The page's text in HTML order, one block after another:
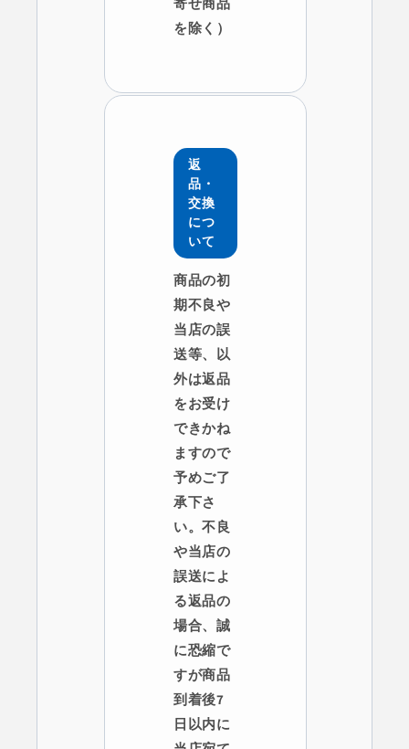
を除く）
返
品・
交換
につ
いて
商品の初
期不良や
当店の誤
送等、以
外は返品
をお受け
できかね
ますので
予めご了
承下さ
い。不良
や当店の
誤送によ
る返品の
場合、誠
に恐縮で
すが商品
到着後7
日以内に